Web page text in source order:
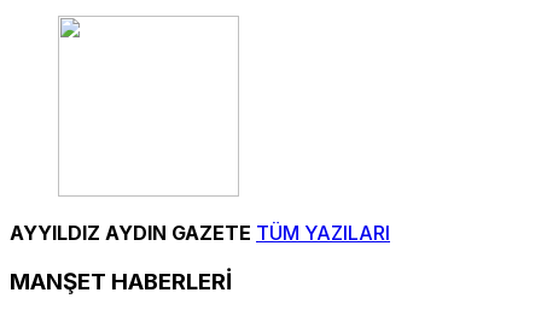
AYYILDIZ AYDIN GAZETE TÜM YAZILARI
MANŞET HABERLERİ